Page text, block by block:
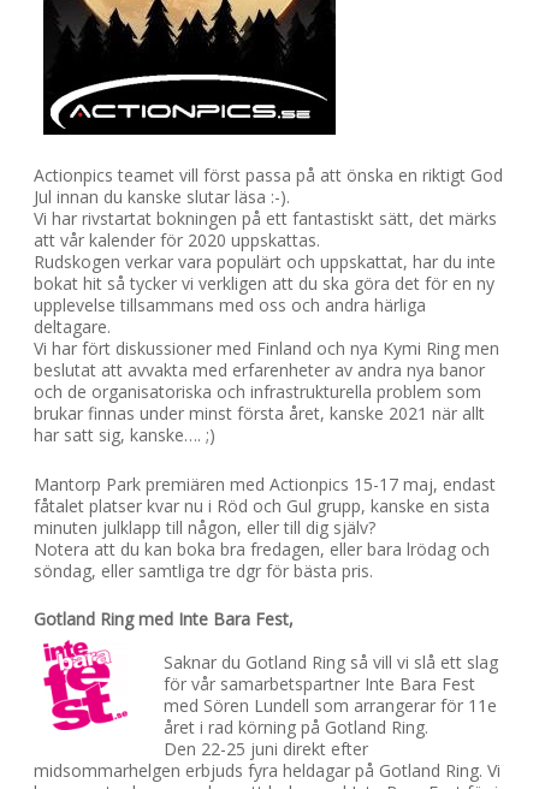
Actionpics teamet vill först passa på att önska en riktigt God
Jul innan du kanske slutar läsa :-).
Vi har rivstartat bokningen på ett fantastiskt sätt, det märks
att vår kalender för 2020 uppskattas.
Rudskogen verkar vara populärt och uppskattat, har du inte
bokat hit så tycker vi verkligen att du ska göra det för en ny
upplevelse tillsammans med oss och andra härliga
deltagare.
Vi har fört diskussioner med Finland och nya Kymi Ring men
beslutat att avvakta med erfarenheter av andra nya banor
och de organisatoriska och infrastrukturella problem som
brukar finnas under minst första året, kanske 2021 när allt
har satt sig, kanske…. ;)
Mantorp Park premiären med Actionpics 15-17 maj, endast
fåtalet platser kvar nu i Röd och Gul grupp, kanske en sista
minuten julklapp till någon, eller till dig själv?
Notera att du kan boka bra fredagen, eller bara lrödag och
söndag, eller samtliga tre dgr för bästa pris.
Gotland Ring med Inte Bara Fest,
Saknar du Gotland Ring så vill vi slå ett slag
för vår samarbetspartner Inte Bara Fest
med Sören Lundell som arrangerar för 11e
året i rad körning på Gotland Ring.
Den 22-25 juni direkt efter
midsommarhelgen erbjuds fyra heldagar på Gotland Ring. Vi